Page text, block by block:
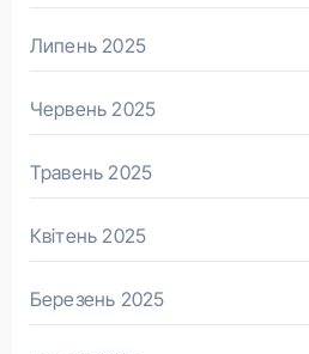
Липень 2025
Червень 2025
Травень 2025
Квітень 2025
Березень 2025